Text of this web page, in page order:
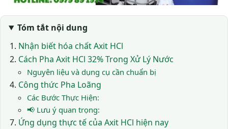
Tóm tắt nội dung
Nhận biết hóa chất Axit HCl
Cách Pha Axit HCl 32% Trong Xử Lý Nước
Nguyên liệu và dụng cụ cần chuẩn bị
Công thức Pha Loãng
Các Bước Thực Hiện:
📢 Lưu ý quan trọng:
Ứng dụng thực tế của Axit HCl hiện nay